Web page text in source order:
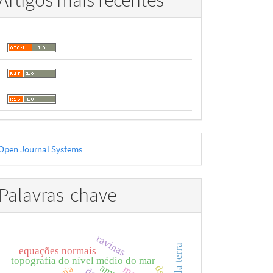
Journal Systems
chave
topografia do nível médio do mar
ravinas
equações normais